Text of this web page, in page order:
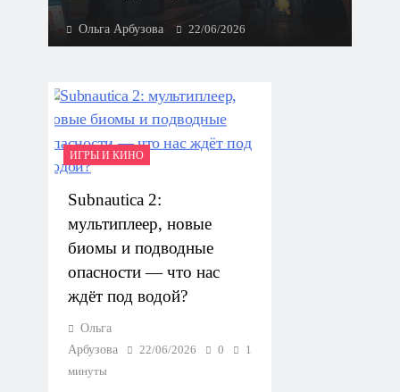
Ольга Арбузова 22/06/2026
ИГРЫ И КИНО
Subnautica 2:
мультиплеер, новые
биомы и подводные
опасности — что нас
ждёт под водой?
Ольга
Арбузова
22/06/2026 0
1
минуты